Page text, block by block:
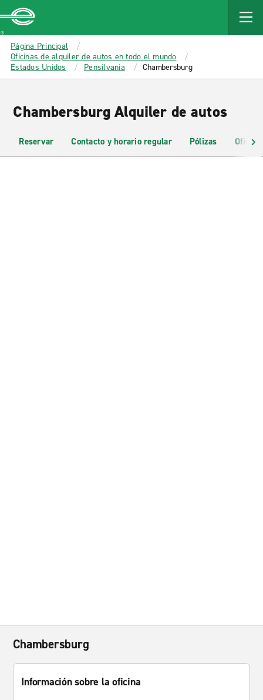
MAIN
CONTENT
Enterprise
Página Principal
Oficinas de alquiler de autos en todo el mundo
Estados Unidos
Pensilvania Chambersburg
Chambersburg Alquiler de autos
Reservar Contacto y horario regular Pólizas
Chambersburg
Información sobre la oficina